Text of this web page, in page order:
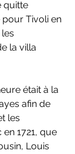
quitte
pour Tivoli en
la villa
afin de
les
1721, que
Louis